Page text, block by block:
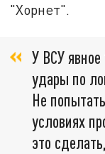
"Хорнет".
У ВСУ явное
удары по
Не
условиях
это сделать,